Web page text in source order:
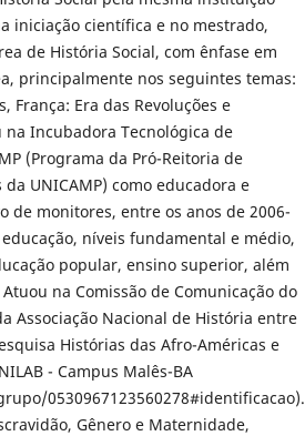
iniciação científica e no mestrado,
de História Social, com ênfase em
principalmente nos seguintes temas:
França: Era das Revoluções e
na Incubadora Tecnológica de
(Programa da Pró-Reitoria de
UNICAMP) como educadora e
de monitores, entre os anos de 2006-
níveis fundamental e médio,
popular, ensino superior, além
na Comissão de Comunicação do
Associação Nacional de História entre
Histórias das Afro-Américas e
- Campus Malês-BA
0530967123560278#identificacao).
Gênero e Maternidade,